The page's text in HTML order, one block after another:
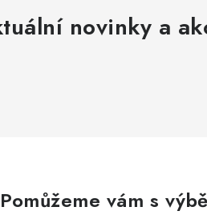
novinky a
Pomůžeme vám s